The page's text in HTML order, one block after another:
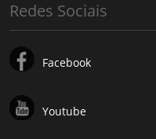
Redes Sociais
Facebook
Youtube